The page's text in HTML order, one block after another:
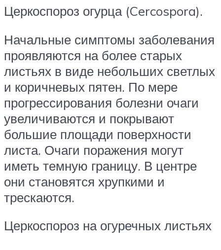
Церкоспороз огурца (Cercospora).
Начальные симптомы заболевания
проявляются на более старых
листьях в виде небольших светлых
и коричневых пятен. По мере
прогрессирования болезни очаги
увеличиваются и покрывают
большие площади поверхности
листа. Очаги поражения могут
иметь темную границу. В центре
они становятся хрупкими и
трескаются.
Церкоспороз на огуречных листьях